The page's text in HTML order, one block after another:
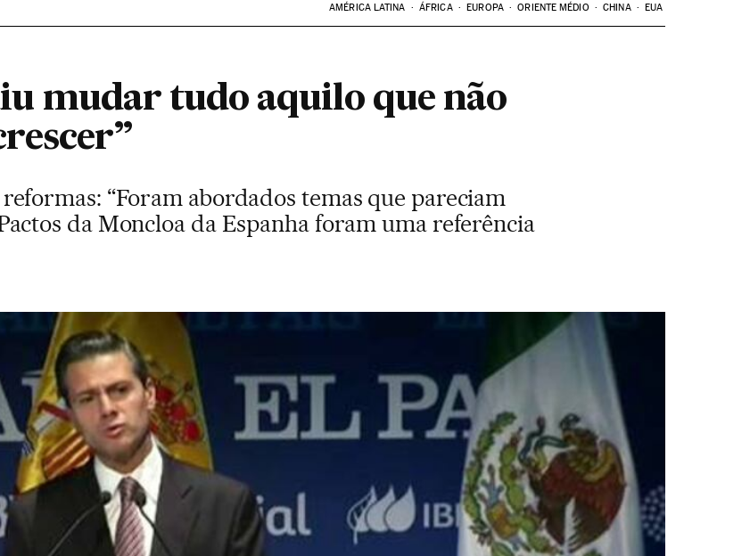
AMÉRICA LATINA ÁFRICA EUROPA ORIENTE MÉDIO CHINA EUA
mudar tudo aquilo que não
“Foram abordados temas que pareciam
da Moncloa da Espanha foram uma referência